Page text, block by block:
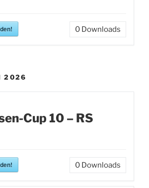
0 Downloads
2026
Cup 10 – RS
0 Downloads